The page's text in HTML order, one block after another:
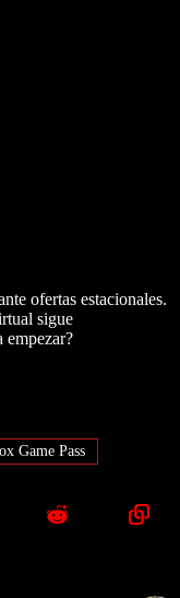
ofertas estacionales.
sigue
empezar?
Game Pass